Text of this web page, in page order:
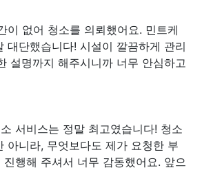
이 없어 청소를 의뢰했어요. 민트케
대단했습니다! 시설이 깔끔하게 관리
설명까지 해주시니까 너무 안심하고
서비스는 정말 최고였습니다! 청소
아니라, 무엇보다도 제가 요청한 부
행해 주셔서 너무 감동했어요. 앞으